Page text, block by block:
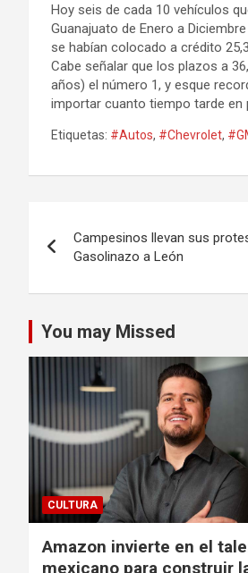
Hoy seis de cada 10 vehículos
Guanajuato de Enero a
se habían colocado a crédito
Cabe señalar que los plazos a
años) el número 1, y esque
importar cuanto tiempo tarde en
Etiquetas: #Autos, #Chevrolet,
de
entradas
Campesinos llevan sus
Gasolinazo a León
You may Missed
CULTURA
Amazon invierte en el
mexicano para construir